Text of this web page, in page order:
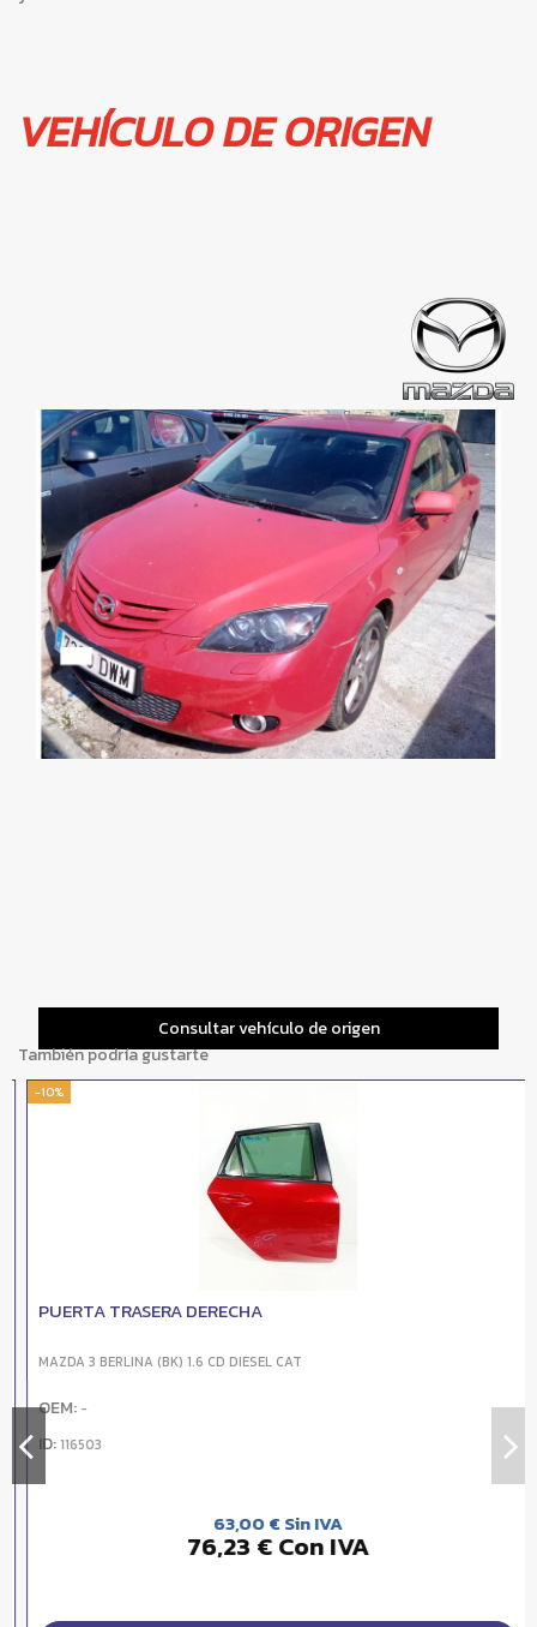
VEHÍCULO DE ORIGEN
Consultar vehículo de origen
También podría gustarte
-10%
PUERTA TRASERA DERECHA
MAZDA 3 BERLINA (BK) 1.6 CD DIESEL CAT
OEM:-
ID:116503
63,00 € Sin IVA
76,23 € Con IVA